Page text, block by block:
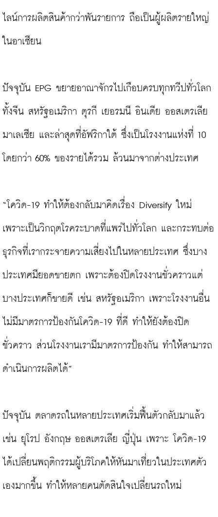
ไลน์การผลิตสินค้ากว่าพันรายการ ถือเป็นผู้ผลิตรายใหญ่
ในอาเซียน
ปัจจุบัน EPG ขยายอาณาจักรไปเกือบครบทุกทวีปทั่วโลก
ทั้งจีน สหรัฐอเมริกา ตุรกี เยอรมนี อินเดีย ออสเตรเลีย
มาเลเซีย และล่าสุดที่อัฟริกาใต้ ซึ่งเป็นโรงงานแห่งที่ 10
โดยกว่า 60% ของรายได้รวม ล้วนมาจากต่างประเทศ
“โควิด-19 ทำให้ต้องกลับมาคิดเรื่อง Diversify ใหม่
เพราะเป็นวิกฤตโรคระบาดที่แพร่ไปทั่วโลก และกระทบต่อ
ธุรกิจที่เรากระจายความเสี่ยงไปในหลายประเทศ ซึ่งบาง
ประเทศมียอดขายตก เพราะต้องปิดโรงงานชั่วคราวแต่
บางประเทศก็ขายดี เช่น สหรัฐอเมริกา เพราะโรงงานอื่น
ไม่มีมาตรการป้องกันโควิด-19 ที่ดี ทำให้ยังต้องปิด
ชั่วคราว ส่วนโรงงานเรามีมาตรการป้องกัน ทำให้สามารถ
ดำเนินการผลิตได้”
ปัจจุบัน ตลาดรถในหลายประเทศเริ่มฟื้นตัวกลับมาแล้ว
เช่น ยุโรป อังกฤษ ออสเตรเลีย ญี่ปุ่น เพราะ โควิด-19
ได้เปลี่ยนพฤติกรรมผู้บริโภคให้หันมาเที่ยวในประเทศตัว
เองมากขึ้น ทำให้หลายคนตัดสินใจเปลี่ยนรถใหม่